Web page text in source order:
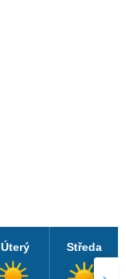
Úterý Středa